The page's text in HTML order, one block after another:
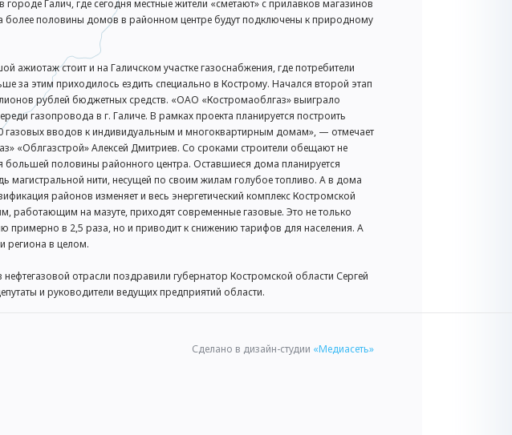
Галич, где сегодня местные жители «сметают» с прилавков магазинов
более половины домов в районном центре будут подключены к природному
ажиотаж стоит и на Галичском участке газоснабжения, где потребители
за этим приходилось ездить специально в Кострому. Начался второй этап
рублей бюджетных средств. «ОАО «Костромаоблгаз» выиграло
газопровода в г. Галиче. В рамках проекта планируется построить
газовых вводов к индивидуальным и многоквартирным домам», — отмечает
«Облгазстрой» Алексей Дмитриев. Со сроками строители обещают не
большей половины районного центра. Оставшиеся дома планируется
магистральной нити, несущей по своим жилам голубое топливо. А в дома
районов изменяет и весь энергетический комплекс Костромской
работающим на мазуте, приходят современные газовые. Это не только
примерно в 2,5 раза, но и приводит к снижению тарифов для населения. А
региона в целом.
отрасли поздравили губернатор Костромской области Сергей
и руководители ведущих предприятий области.
Сделано в дизайн-студии «Медиасеть»